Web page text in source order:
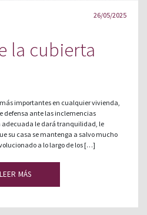
26/05/2025
la cubierta
importantes en cualquier vivienda,
defensa ante las inclemencias
adecuada le dará tranquilidad, le
su casa se mantenga a salvo mucho
a lo largo de los […]
LEER MÁS